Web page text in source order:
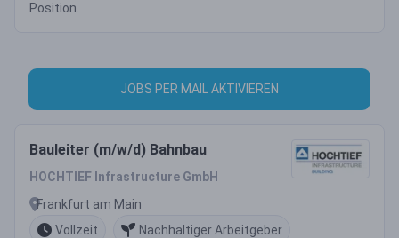
Position.
JOBS PER MAIL AKTIVIEREN
Bauleiter (m/w/d) Bahnbau
HOCHTIEF Infrastructure GmbH
Frankfurt am Main
Vollzeit
Nachhaltiger Arbeitgeber